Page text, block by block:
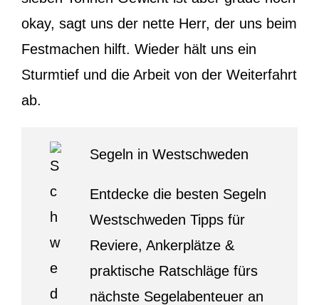
okay, sagt uns der nette Herr, der uns beim
Festmachen hilft. Wieder hält uns ein
Sturmtief und die Arbeit von der Weiterfahrt
ab.
Segeln in Westschweden
Entdecke die besten Segeln
Westschweden Tipps für
Reviere, Ankerplätze &
praktische Ratschläge fürs
nächste Segelabenteuer an